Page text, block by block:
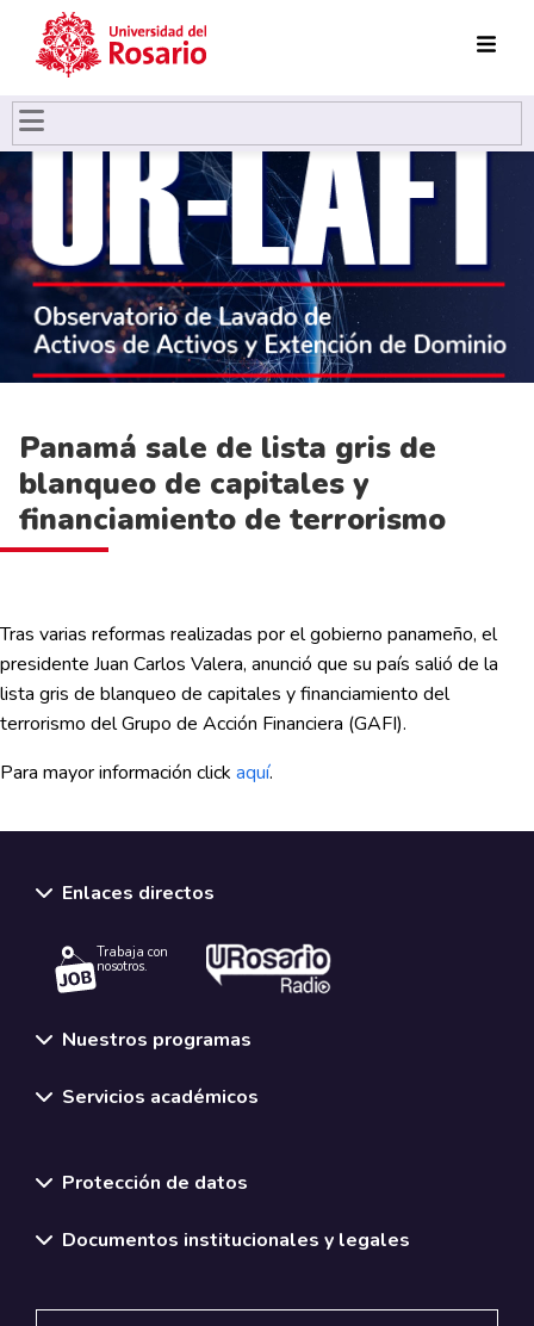
Pasar al contenido principal
Panamá sale de lista gris de
blanqueo de capitales y
financiamiento de terrorismo
Tras varias reformas realizadas por el gobierno panameño, el
presidente Juan Carlos Valera, anunció que su país salió de la
lista gris de blanqueo de capitales y financiamiento del
terrorismo del Grupo de Acción Financiera (GAFI).
Para mayor información click aquí.
Enlaces directos
Trabaja con
nosotros.
Nuestros programas
Servicios académicos
Protección de datos
Documentos institucionales y legales